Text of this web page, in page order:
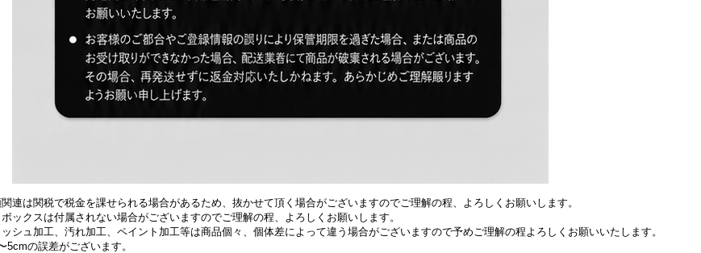
連は関税で税金を課せられる場合があるため、抜かせて頂く場合がございますのでご理解の程、よろしくお願いします。
ックスは付属されない場合がございますのでご理解の程、よろしくお願いします。
ッシュ加工、汚れ加工、ペイント加工等は商品個々、個体差によって違う場合がございますので予めご理解の程よろしくお願いいたします。
5cmの誤差がございます。